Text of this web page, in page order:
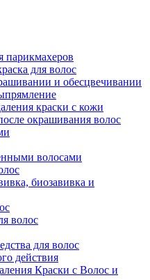
парикмахеров
для волос
и обесцвечивании
краски с кожи
окрашивания волос
волосами
биозавивка и
волос
для волос
действия
Краски с Волос и